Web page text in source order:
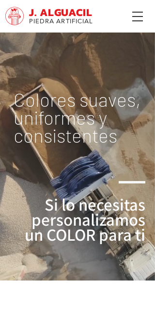
PIEDRA ARTIFICIAL
J. ALGUACIL
Colores suaves,
uniformes y
consistentes
Si lo necesitas
personalizamos
un COLOR para ti